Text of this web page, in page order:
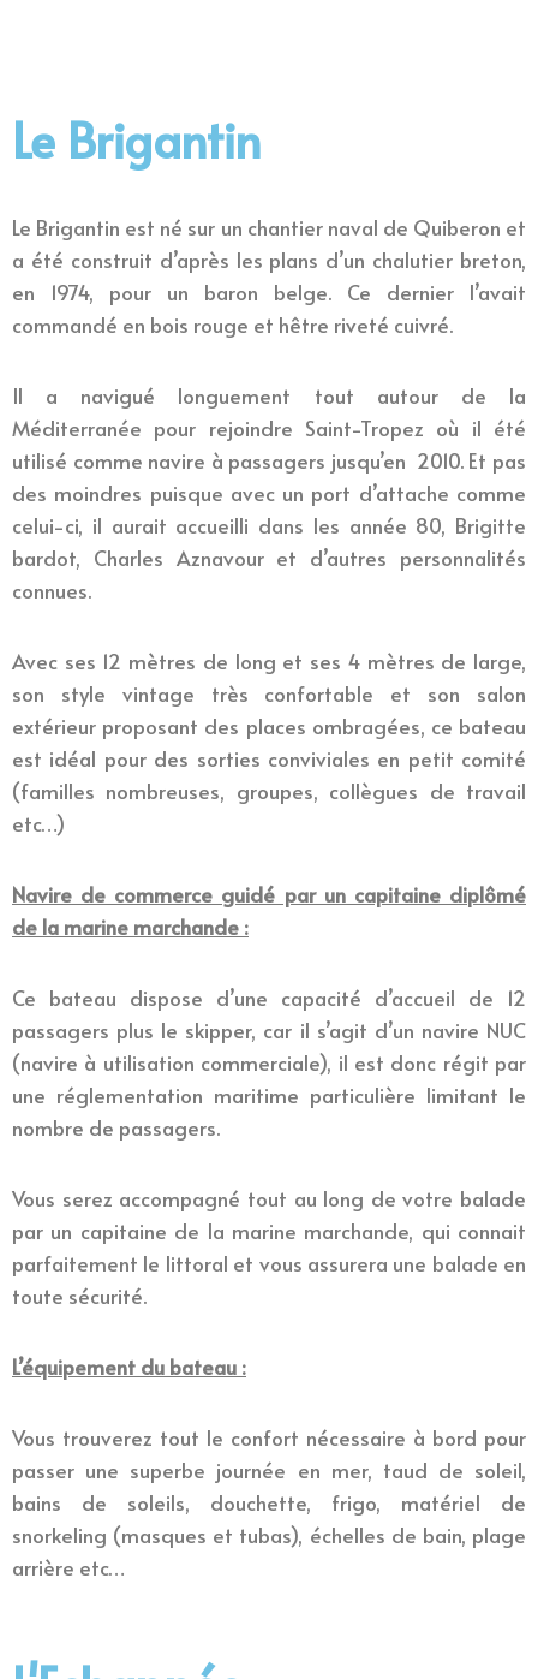
Le Brigantin
Le Brigantin est né sur un chantier naval de Quiberon et
a été construit d’après les plans d’un chalutier breton,
en 1974, pour un baron belge. Ce dernier l’avait
commandé en bois rouge et hêtre riveté cuivré.
Il a navigué longuement tout autour de la
Méditerranée pour rejoindre Saint-Tropez où il été
utilisé comme navire à passagers jusqu’en 2010. Et pas
des moindres puisque avec un port d’attache comme
celui-ci, il aurait accueilli dans les année 80, Brigitte
bardot, Charles Aznavour et d’autres personnalités
connues.
Avec ses 12 mètres de long et ses 4 mètres de large,
son style vintage très confortable et son salon
extérieur proposant des places ombragées, ce bateau
est idéal pour des sorties conviviales en petit comité
(familles nombreuses, groupes, collègues de travail
etc…)
Navire de commerce guidé par un capitaine diplômé
de la marine marchande :
Ce bateau dispose d’une capacité d’accueil de 12
passagers plus le skipper, car il s’agit d’un navire NUC
(navire à utilisation commerciale), il est donc régit par
une réglementation maritime particulière limitant le
nombre de passagers.
Vous serez accompagné tout au long de votre balade
par un capitaine de la marine marchande, qui connait
parfaitement le littoral et vous assurera une balade en
toute sécurité.
L’équipement du bateau :
Vous trouverez tout le confort nécessaire à bord pour
passer une superbe journée en mer, taud de soleil,
bains de soleils, douchette, frigo, matériel de
snorkeling (masques et tubas), échelles de bain, plage
arrière etc…